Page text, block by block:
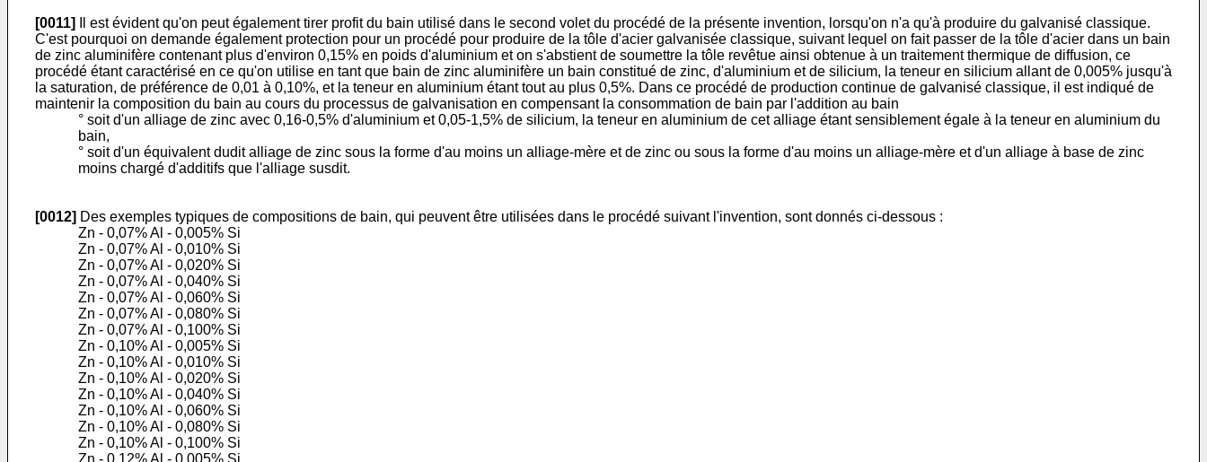
[0011]
Il est évident qu'on peut également tirer profit du bain utilisé dans le second volet du procédé de la présente invention, lorsqu'on n'a qu'à produire du galvanisé classique.
C'est pourquoi on demande également protection pour un procédé pour produire de la tôle d'acier galvanisée classique, suivant lequel on fait passer de la tôle d'acier dans un bain
de zinc aluminifère contenant plus d'environ 0,15% en poids d'aluminium et on s'abstient de soumettre la tôle revêtue ainsi obtenue à un traitement thermique de diffusion, ce
procédé étant caractérisé en ce qu'on utilise en tant que bain de zinc aluminifère un bain constitué de zinc, d'aluminium et de silicium, la teneur en silicium allant de 0,005% jusqu'à
la saturation, de préférence de 0,01 à 0,10%, et la teneur en aluminium étant tout au plus 0,5%. Dans ce procédé de production continue de galvanisé classique, il est indiqué de
maintenir la composition du bain au cours du processus de galvanisation en compensant la consommation de bain par l'addition au bain
° soit d'un alliage de zinc avec 0,16-0,5% d'aluminium et 0,05-1,5% de silicium, la teneur en aluminium de cet alliage étant sensiblement égale à la teneur en aluminium du
bain,
° soit d'un équivalent dudit alliage de zinc sous la forme d'au moins un alliage-mère et de zinc ou sous la forme d'au moins un alliage-mère et d'un alliage à base de zinc
moins chargé d'additifs que l'alliage susdit.
[0012] Des exemples typiques de compositions de bain, qui peuvent être utilisées dans le procédé suivant l'invention, sont donnés ci-dessous :
Zn - 0,07% Al - 0,005% Si
Zn - 0,07% Al - 0,010% Si
Zn - 0,07% Al - 0,020% Si
Zn - 0,07% Al - 0,040% Si
Zn - 0,07% Al - 0,060% Si
Zn - 0,07% Al - 0,080% Si
Zn - 0,07% Al - 0,100% Si
Zn - 0,10% Al - 0,005% Si
Zn - 0,10% Al - 0,010% Si
Zn - 0,10% Al - 0,020% Si
Zn - 0,10% Al - 0,040% Si
Zn - 0,10% Al - 0,060% Si
Zn - 0,10% Al - 0,080% Si
Zn - 0,10% Al - 0,100% Si